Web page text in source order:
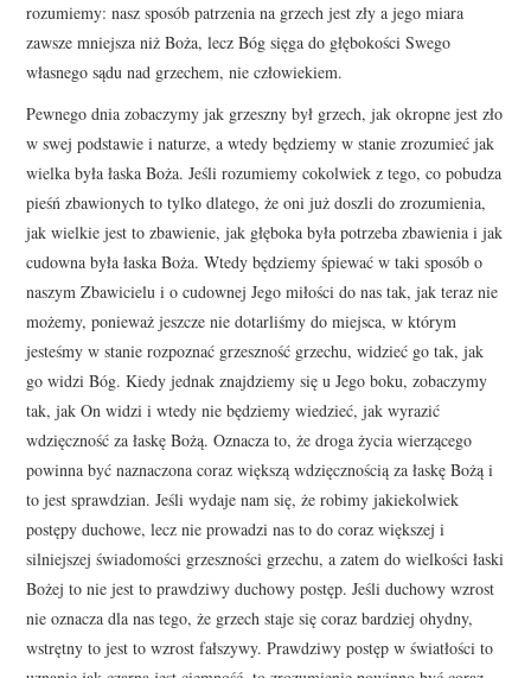
rozumiemy: nasz sposób patrzenia na grzech jest zły a jego miara
zawsze mniejsza niż Boża, lecz Bóg sięga do głębokości Swego
własnego sądu nad grzechem, nie człowiekiem.
Pewnego dnia zobaczymy jak grzeszny był grzech, jak okropne jest zło
w swej podstawie i naturze, a wtedy będziemy w stanie zrozumieć jak
wielka była łaska Boża. Jeśli rozumiemy cokolwiek z tego, co pobudza
pieśń zbawionych to tylko dlatego, że oni już doszli do zrozumienia,
jak wielkie jest to zbawienie, jak głęboka była potrzeba zbawienia i jak
cudowna była łaska Boża. Wtedy będziemy śpiewać w taki sposób o
naszym Zbawicielu i o cudownej Jego miłości do nas tak, jak teraz nie
możemy, ponieważ jeszcze nie dotarliśmy do miejsca, w którym
jesteśmy w stanie rozpoznać grzeszność grzechu, widzieć go tak, jak
go widzi Bóg. Kiedy jednak znajdziemy się u Jego boku, zobaczymy
tak, jak On widzi i wtedy nie będziemy wiedzieć, jak wyrazić
wdzięczność za łaskę Bożą. Oznacza to, że droga życia wierzącego
powinna być naznaczona coraz większą wdzięcznością za łaskę Bożą i
to jest sprawdzian. Jeśli wydaje nam się, że robimy jakiekolwiek
postępy duchowe, lecz nie prowadzi nas to do coraz większej i
silniejszej świadomości grzeszności grzechu, a zatem do wielkości łaski
Bożej to nie jest to prawdziwy duchowy postęp. Jeśli duchowy wzrost
nie oznacza dla nas tego, że grzech staje się coraz bardziej ohydny,
wstrętny to jest to wzrost fałszywy. Prawdziwy postęp w światłości to